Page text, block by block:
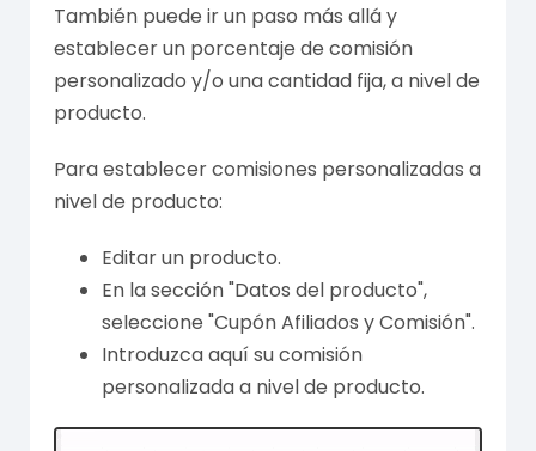
También puede ir un paso más allá y
establecer un porcentaje de comisión
personalizado y/o una cantidad fija, a nivel de
producto.
Para establecer comisiones personalizadas a
nivel de producto:
Editar un producto.
En la sección "Datos del producto",
seleccione "Cupón Afiliados y Comisión".
Introduzca aquí su comisión
personalizada a nivel de producto.